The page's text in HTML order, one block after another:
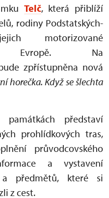
Telč, která přiblíží
rodiny Podstatských-
motorizované
Na
zpřístupněna nová
horečka. Když se šlechta
představí
prohlídkových tras,
průvodcovského
a vystavení
a předmětů, které si
z cest.